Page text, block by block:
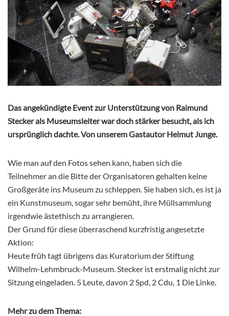
Das angekündigte Event zur Unterstützung von Raimund
Stecker als Museumsleiter war doch stärker besucht, als ich
ursprünglich dachte. Von unserem Gastautor Helmut Junge.
Wie man auf den Fotos sehen kann, haben sich die
Teilnehmer an die Bitte der Organisatoren gehalten keine
Großgeräte ins Museum zu schleppen. Sie haben sich, es ist ja
ein Kunstmuseum, sogar sehr bemüht, ihre Müllsammlung
irgendwie ästethisch zu arrangieren.
Der Grund für diese überraschend kurzfristig angesetzte
Aktion:
Heute früh tagt übrigens das Kuratorium der Stiftung
Wilhelm-Lehmbruck-Museum. Stecker ist erstmalig nicht zur
Sitzung eingeladen. 5 Leute, davon 2 Spd, 2 Cdu, 1 Die Linke.
Mehr zu dem Thema: